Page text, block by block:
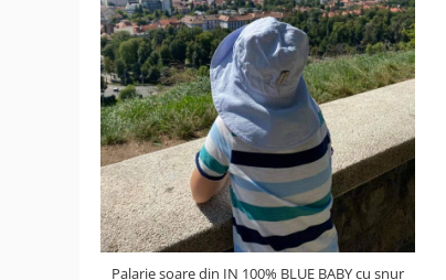
Palarie soare din IN 100% BLUE BABY cu șnur